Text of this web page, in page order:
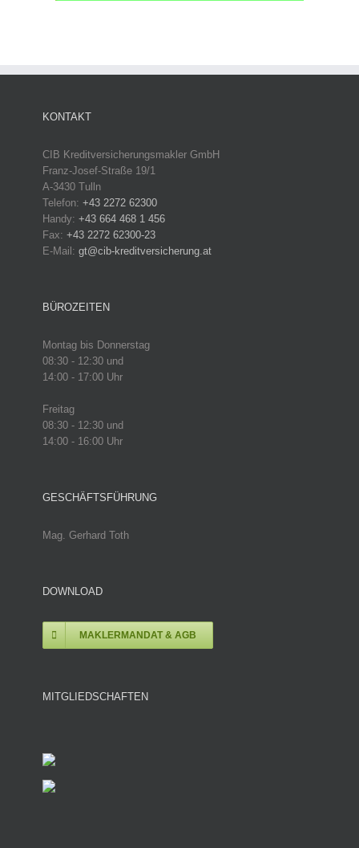
KONTAKT
CIB Kreditversicherungsmakler GmbH
Franz-Josef-Straße 19/1
A-3430 Tulln
Telefon: +43 2272 62300
Handy: +43 664 468 1 456
Fax: +43 2272 62300-23
E-Mail: gt@cib-kreditversicherung.at
BÜROZEITEN
Montag bis Donnerstag
08:30 - 12:30 und
14:00 - 17:00 Uhr
Freitag
08:30 - 12:30 und
14:00 - 16:00 Uhr
GESCHÄFTSFÜHRUNG
Mag. Gerhard Toth
DOWNLOAD
MAKLERMANDAT & AGB
MITGLIEDSCHAFTEN